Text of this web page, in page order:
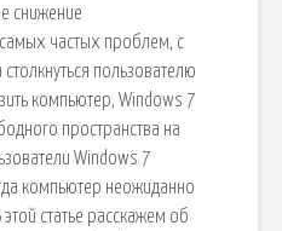
снижение
частых проблем, с
пользователю
компьютер, Windows 7
пространства на
Windows 7
компьютер неожиданно
статье расскажем об